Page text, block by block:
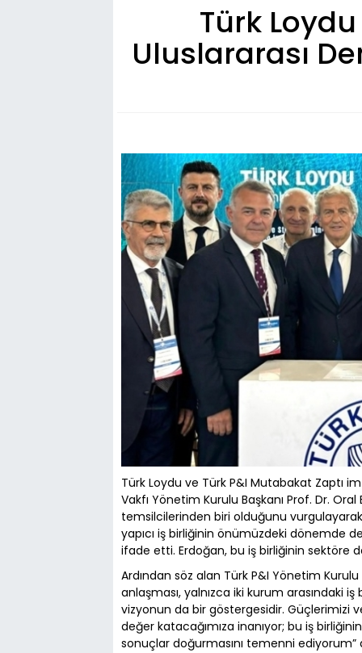
Türk
Uluslararası
Türk Loydu ve Türk P&I Mutabakat Zaptı
Vakfı Yönetim Kurulu Başkanı Prof. Dr.
temsilcilerinden biri olduğunu
yapıcı iş birliğinin önümüzdeki dönemde
ifade etti. Erdoğan, bu iş birliğinin sektöre
Ardından söz alan Türk P&I Yönetim Kurulu
anlaşması, yalnızca iki kurum arasındaki
vizyonun da bir göstergesidir. Güçlerimizi
değer katacağımıza inanıyor; bu iş
sonuçlar doğurmasını temenni ediyorum”